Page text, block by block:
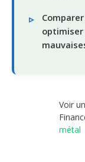
Voir
métal